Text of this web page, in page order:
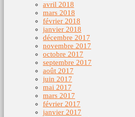
avril 2018
mars 2018
février 2018
janvier 2018
décembre 2017
novembre 2017
octobre 2017
septembre 2017
août 2017
juin 2017
mai 2017
mars 2017
février 2017
janvier 2017